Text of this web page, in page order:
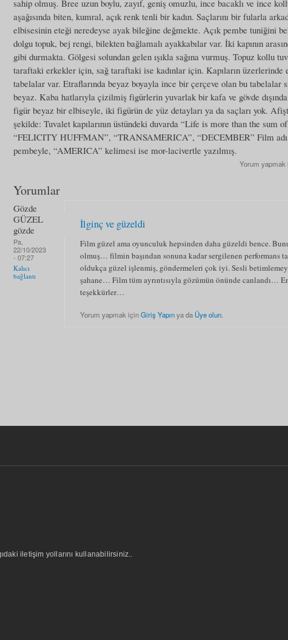
sahip olmuş. Bree uzun boylu, zayıf, geniş omuzlu, ince bacaklı ve ince
aşağısında biten, kumral, açık renk tenli bir kadın. Saçlarını bir fularla
elbisesinin eteği neredeyse ayak bileğine değmekte. Açık pembe tuniğini
dolgu topuk, bej rengi, bilekten bağlamalı ayakkabılar var. İki kapının
gibi durmakta. Gölgesi solundan gelen ışıkla sağına vurmuş. Topuz kollu
taraftaki erkekler için, sağ taraftaki ise kadınlar için. Kapıların üzerlerinde
tabelalar var. Etraflarında beyaz boyayla ince bir çerçeve olan bu
beyaz. Kaba hatlarıyla çizilmiş figürlerin yuvarlak bir kafa ve gövde
figür beyaz bir elbiseyle, iki figürün de yüz detayları ya da saçları yok.
şekilde: Tuvalet kapılarının üstündeki duvarda “Life is more than the sum
“FELICITY HUFFMAN”, “TRANSAMERICA”, “DECEMBER” Film adı
pembeyle, “AMERICA” kelimesi ise mor-lacivertle yazılmış.
Yorum yapmak
Yorumlar
Gözde
GÜZEL
gözde
Pa,
22/10/2023
- 07:27
Kalıcı
bağlantı
İlginç ve güzeldi
Film güzel ama oyunculuk hepsinden daha güzeldi bence.
olmuş… filmin başından sonuna kadar sergilenen performans
oldukça güzel işlenmiş, göndermeleri çok iyi. Sesli
şahane… Film tüm ayrıntısıyla gözümün önünde canlandı…
teşekkürler…
Yorum yapmak içinGiriş Yapınya da Üye olun
iletişim yollarını kullanabilirsiniz..